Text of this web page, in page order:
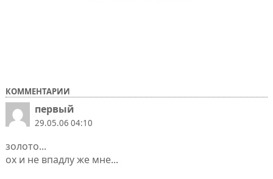
КОММЕНТАРИИ
первый
29.05.06 04:10
золото...
ох и не впадлу же мне...